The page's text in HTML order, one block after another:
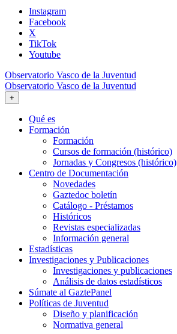
Instagram
Facebook
X
TikTok
Youtube
Observatorio Vasco de la Juventud
Observatorio Vasco de la Juventud
+
Qué es
Formación
Formación
Cursos de formación (histórico)
Jornadas y Congresos (histórico)
Centro de Documentación
Novedades
Gaztedoc boletín
Catálogo - Préstamos
Históricos
Revistas especializadas
Información general
Estadísticas
Investigaciones y Publicaciones
Investigaciones y publicaciones
Análisis de datos estadísticos
Súmate al GaztePanel
Políticas de Juventud
Diseño y planificación
Normativa general